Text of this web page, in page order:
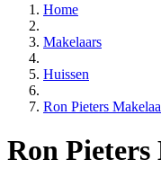
Home
Makelaars
Huissen
Ron Pieters
Ron